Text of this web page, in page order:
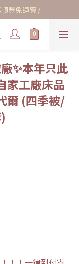
豐免運費 /
✨本年只此
家工廠床品
爾 (四季被/